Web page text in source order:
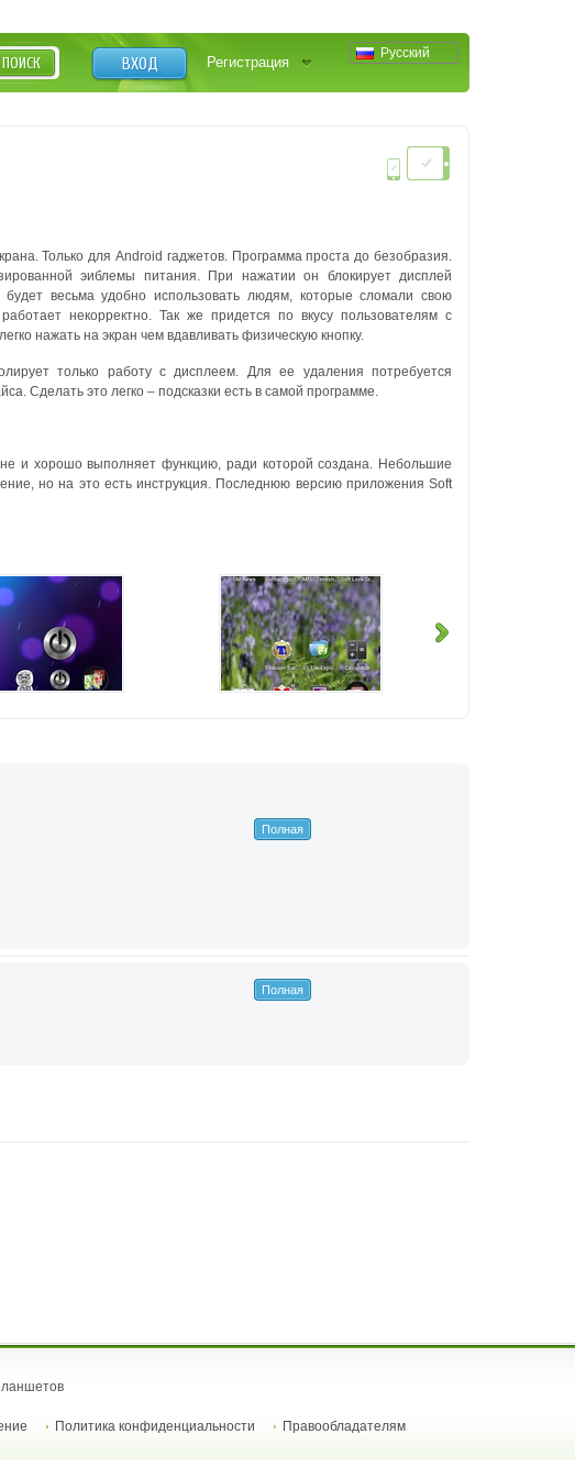
Русский
ВХОД Регистрация
ПОИСК
Только для Android гаджетов. Программа проста до безобразия.
эиблемы питания. При нажатии он блокирует дисплей
весьма удобно использовать людям, которые сломали свою
некорректно. Так же придется по вкусу пользователям с
нажать на экран чем вдавливать физическую кнопку.
только работу с дисплеем. Для ее удаления потребуется
Сделать это легко – подсказки есть в самой программе.
и хорошо выполняет функцию, ради которой создана. Небольшие
но на это есть инструкция. Последнюю версию приложения Soft
Полная
Полная
Политика конфиденциальности Правообладателям